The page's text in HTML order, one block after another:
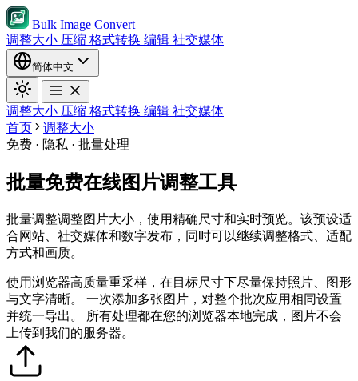
Bulk Image Convert
调整大小 压缩 格式转换 编辑 社交媒体
简体中文
调整大小 压缩 格式转换 编辑 社交媒体
首页
调整大小
免费 · 隐私 · 批量处理
批量免费在线图片调整工具
批量调整调整图片大小，使用精确尺寸和实时预览。该预设适
合网站、社交媒体和数字发布，同时可以继续调整格式、适配
方式和画质。
使用浏览器高质量重采样，在目标尺寸下尽量保持照片、图形
与文字清晰。 一次添加多张图片，对整个批次应用相同设置
并统一导出。
所有处理都在您的浏览器本地完成，图片不会
上传到我们的服务器。